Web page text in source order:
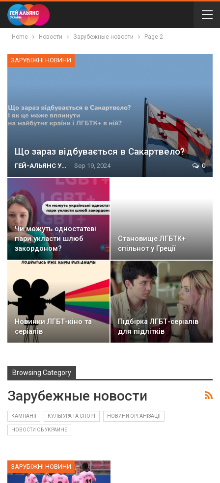
Home Новости Зарубежные новости Page 2
ЗАРУБІЖНІ НОВИНИ
Що зараз відбувається в Сакартвело?
ГЕЙ-АЛЬЯНС УКРАИНА Sep 19, 2024 0
Чи можуть одностатеві
пари укласти шлюб
закордоном?
Становище ЛГБТК+
спільнот у Греції
Новинки ЛГБТ-кіно та
серіалів
Підбірка ЛГБТ-серіалів
для підлітків
Browsing Category
Зарубежные новости
КАМПАНІЇ КУЛЬТУРА ТА СПОРТ НОВИНИ ОРГАНІЗАЦІЇ
НОВОСТИ ОБ УКРАИНЕ
ЗАРУБІЖНІ НОВИНИ